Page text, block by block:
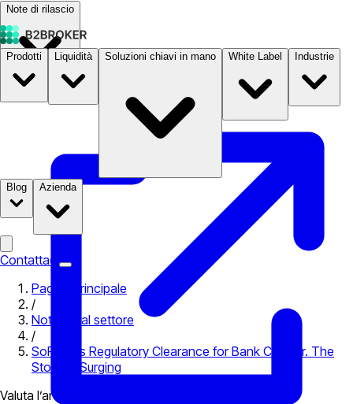
Note di rilascio
PrezziB2STORE
Prodotti Liquidità Soluzioni chiavi in mano White Label Industrie
Blog Azienda
Contattaci
Pagina principale
/
Notizie dal settore
/
SoFi Gets Regulatory Clearance for Bank Charter. The
Stock Is Surging
Valuta l’articolo